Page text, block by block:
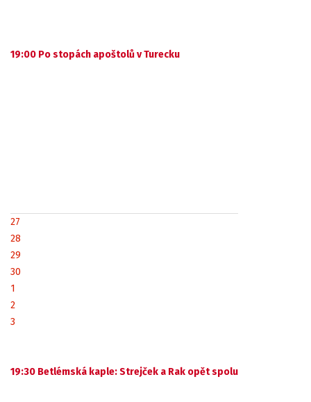
19:00 Po stopách apoštolů v Turecku
27
28
29
30
1
2
3
19:30 Betlémská kaple: Strejček a Rak opět spolu